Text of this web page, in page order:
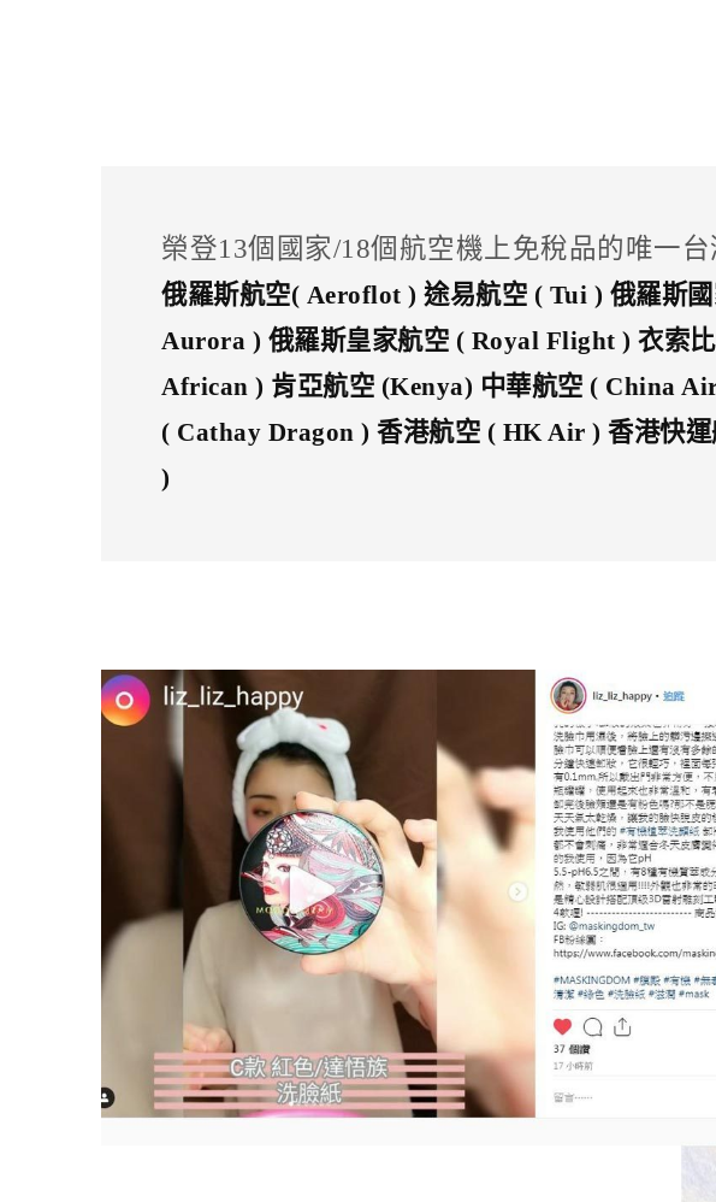
榮登13個國家/18個航空機上免稅品的唯一
俄羅斯航空( Aeroflot ) 途易航空 ( Tui ) 俄羅斯
Aurora ) 俄羅斯皇家航空 ( Royal Flight ) 衣索
African ) 肯亞航空 (Kenya) 中華航空 ( China
( Cathay Dragon ) 香港航空 ( HK Air ) 香港快
)